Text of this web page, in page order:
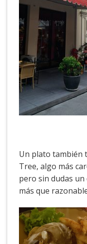
Un plato también
Tree, algo más
pero sin dudas
más que